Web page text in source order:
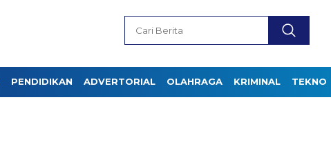
PENDIDIKAN ADVERTORIAL OLAHRAGA KRIMINAL TEKNO